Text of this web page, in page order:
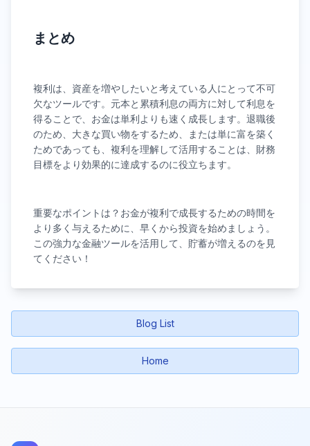
まとめ
複利は、資産を増やしたいと考えている人にとって不可
欠なツールです。元本と累積利息の両方に対して利息を
得ることで、お金は単利よりも速く成長します。退職後
のため、大きな買い物をするため、または単に富を築く
ためであっても、複利を理解して活用することは、財務
目標をより効果的に達成するのに役立ちます。
重要なポイントは？お金が複利で成長するための時間を
より多く与えるために、早くから投資を始めましょう。
この強力な金融ツールを活用して、貯蓄が増えるのを見
てください！
Blog List
Home